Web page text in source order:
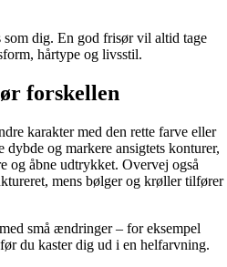
dig. En god frisør vil altid tage
hårtype og livsstil.
forskellen
karakter med den rette farve eller
og markere ansigtets konturer,
og åbne udtrykket. Overvej også
mens bølger og krøller tilfører
små ændringer – for eksempel
du kaster dig ud i en helfarvning.